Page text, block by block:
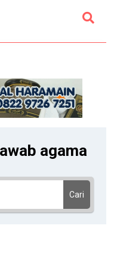
agama
Cari